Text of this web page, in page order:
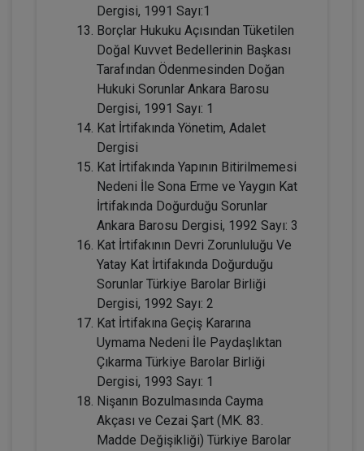
Tüketici Hukuku Enstitüsü
Miras Hukuku - 1 - IV. Medeni Hukuk
Kongresi - IX. Oturum
360 TL Sepete Ekle
Tüketici Hukuku Enstitüsü
Dergisi, 1991 Sayı:1
Borçlar Hukuku Açısından Tüketilen
Doğal Kuvvet Bedellerinin Başkası
Tarafından Ödenmesinden Doğan
Hukuki Sorunlar Ankara Barosu
Dergisi, 1991 Sayı: 1
Kat İrtifakında Yönetim, Adalet
Dergisi
Kat İrtifakında Yapının Bitirilmemesi
Nedeni İle Sona Erme ve Yaygın Kat
İrtifakında Doğurduğu Sorunlar
Ankara Barosu Dergisi, 1992 Sayı: 3
Kat İrtifakının Devri Zorunluluğu Ve
Yatay Kat İrtifakında Doğurduğu
Sorunlar Türkiye Barolar Birliği
Dergisi, 1992 Sayı: 2
Kat İrtifakına Geçiş Kararına
Uymama Nedeni İle Paydaşlıktan
Çıkarma Türkiye Barolar Birliği
Dergisi, 1993 Sayı: 1
Nişanın Bozulmasında Cayma
Akçası ve Cezai Şart (MK. 83.
Madde Değişikliği) Türkiye Barolar